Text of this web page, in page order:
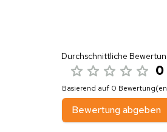
Durchschnittliche
0
Basierend auf 0
Bewertung abgeben